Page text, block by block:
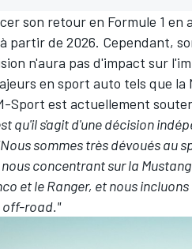
son retour en Formule 1 en
partir de 2026. Cependant,
n'aura pas d'impact sur
en sport auto tels que la
Sport est actuellement
qu'il s'agit d'une décision
sommes très dévoués au
concentrant sur la
et le Ranger, et nous
off-road."